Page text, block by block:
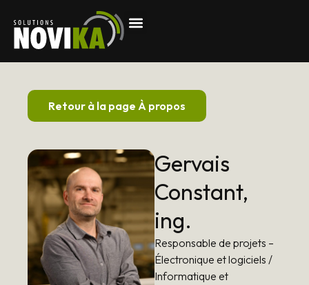
Retour à la page À propos
Gervais
Constant,
ing.
Responsable de projets –
Électronique et logiciels /
Informatique et